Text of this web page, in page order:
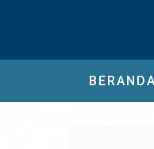
BERANDA